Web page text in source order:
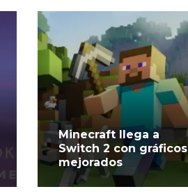
Minecraft llega a
Switch 2 con gráficos
mejorados